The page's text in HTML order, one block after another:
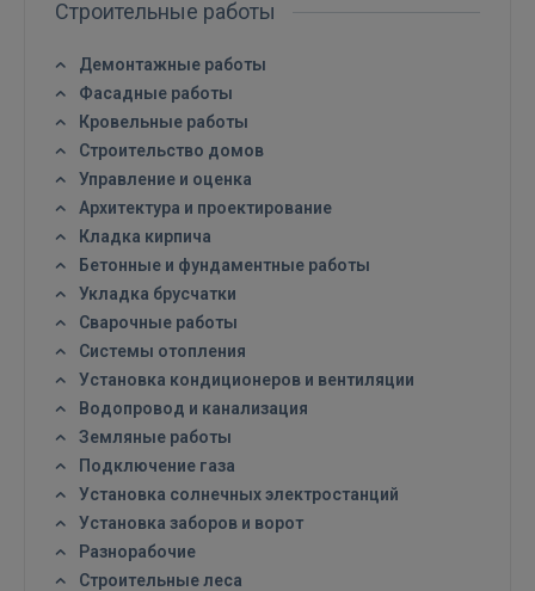
Строительные работы
Демонтажные работы
Фасадные работы
Кровельные работы
Строительство домов
Управление и оценка
Архитектура и проектирование
Кладка кирпича
Бетонные и фундаментные работы
Укладка брусчатки
Сварочные работы
Системы отопления
Установка кондиционеров и вентиляции
Водопровод и канализация
Земляные работы
Подключение газа
Установка солнечных электростанций
Установка заборов и ворот
Разнорабочие
Строительные леса